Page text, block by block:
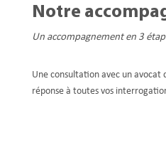
Notre
Un accompagnement en 3
Une consultation avec un avocat
réponse à toutes vos